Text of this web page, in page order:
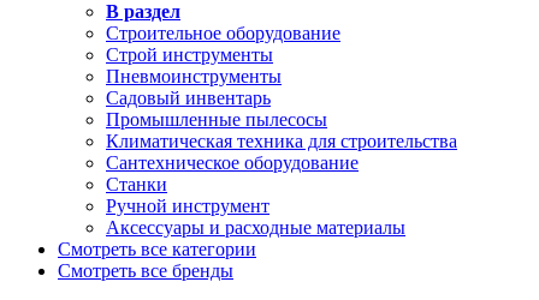
В раздел
Строительное оборудование
Строй инструменты
Пневмоинструменты
Садовый инвентарь
Промышленные пылесосы
Климатическая техника для строительства
Сантехническое оборудование
Станки
Ручной инструмент
Аксессуары и расходные материалы
Смотреть все категории
Смотреть все бренды